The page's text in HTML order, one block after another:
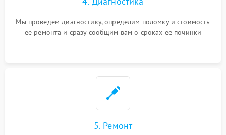
Мы проведем диагностику, определим поломку и стоимость
ее ремонта и сразу сообщим вам о сроках ее починки
5. Ремонт